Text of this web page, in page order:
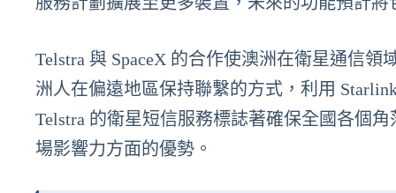
Telstra 與 SpaceX 的合作使澳洲在衛星通信
洲人在偏遠地區保持聯繫的方式，利用
Telstra 的衛星短信服務標誌著確保全國各個
場影響力方面的優勢。